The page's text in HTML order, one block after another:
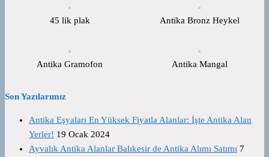
45 lik plak Antika Bronz Heykel
Antika Gramofon Antika Mangal
Son Yazılarımız
Antika Eşyaları En Yüksek Fiyatla Alanlar: İşte Antika Alan
Yerler! 19 Ocak 2024
Ayvalık Antika Alanlar Balıkesir de Antika Alımı Satımı 7